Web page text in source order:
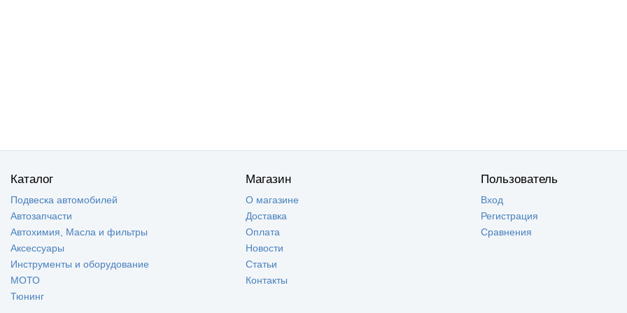
Каталог
Подвеска автомобилей
Автозапчасти
Автохимия, Масла и фильтры
Аксессуары
Инструменты и оборудование
МОТО
Тюнинг
Магазин
О магазине
Доставка
Оплата
Новости
Статьи
Контакты
Пользователь
Вход
Регистрация
Сравнения